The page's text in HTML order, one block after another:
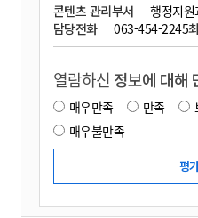
콘텐츠 관리부서
행정지
담당전화
063-454-2245
열람하신 정보에 대해
매우만족 만족
매우불만족